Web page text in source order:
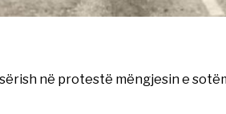
në protestë mëngjesin e